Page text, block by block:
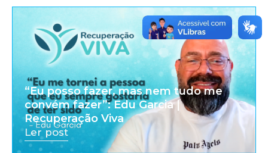
“Eu posso fazer, mas nem tudo me
convém fazer”: Edu Garcia |
Recuperação Viva
Ler post